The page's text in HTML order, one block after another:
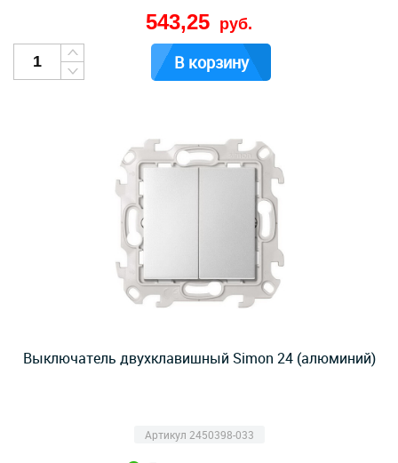
543,25 руб.
В корзину
Выключатель двухклавишный Simon 24 (алюминий)
Артикул 2450398-033